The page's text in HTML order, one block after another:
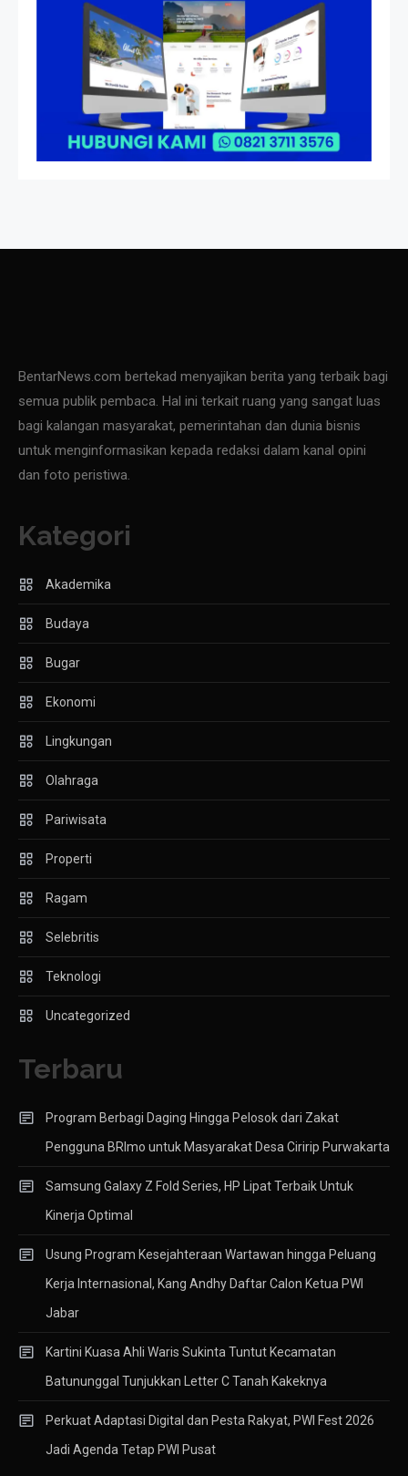
BentarNews.com bertekad menyajikan berita yang terbaik bagi
semua publik pembaca. Hal ini terkait ruang yang sangat luas
bagi kalangan masyarakat, pemerintahan dan dunia bisnis
untuk menginformasikan kepada redaksi dalam kanal opini
dan foto peristiwa.
Kategori
Akademika
Budaya
Bugar
Ekonomi
Lingkungan
Olahraga
Pariwisata
Properti
Ragam
Selebritis
Teknologi
Uncategorized
Terbaru
Program Berbagi Daging Hingga Pelosok dari Zakat
Pengguna BRImo untuk Masyarakat Desa Ciririp Purwakarta
Samsung Galaxy Z Fold Series, HP Lipat Terbaik Untuk
Kinerja Optimal
Usung Program Kesejahteraan Wartawan hingga Peluang
Kerja Internasional, Kang Andhy Daftar Calon Ketua PWI
Jabar
Kartini Kuasa Ahli Waris Sukinta Tuntut Kecamatan
Batununggal Tunjukkan Letter C Tanah Kakeknya
Perkuat Adaptasi Digital dan Pesta Rakyat, PWI Fest 2026
Jadi Agenda Tetap PWI Pusat